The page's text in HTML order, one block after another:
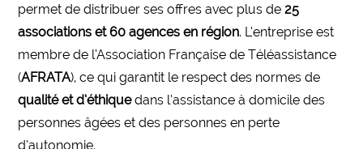
permet de distribuer ses offres avec plus de 25
associations et 60 agences en région. L’entreprise est
membre de l’Association Française de Téléassistance
(AFRATA), ce qui garantit le respect des normes de
qualité et d’éthiquedans l’assistance à domicile des
personnes âgées et des personnes en perte
d’autonomie.